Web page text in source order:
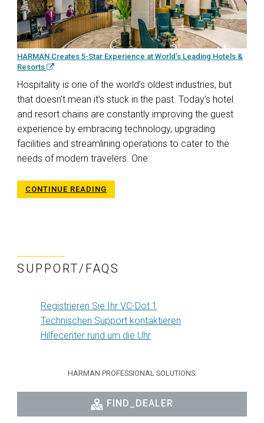
HARMAN Creates 5-Star Experience at World’s Leading Hotels &
Resorts
Hospitality is one of the world’s oldest industries, but
that doesn’t mean it’s stuck in the past. Today’s hotel
and resort chains are constantly improving the guest
experience by embracing technology, upgrading
facilities and streamlining operations to cater to the
needs of modern travelers. One
CONTINUE READING
SUPPORT/FAQS
Registrieren Sie Ihr VC-Dot 1
Technischen Support kontaktieren
Hilfecenter rund um die Uhr
HARMAN PROFESSIONAL SOLUTIONS:
FIND_DEALER